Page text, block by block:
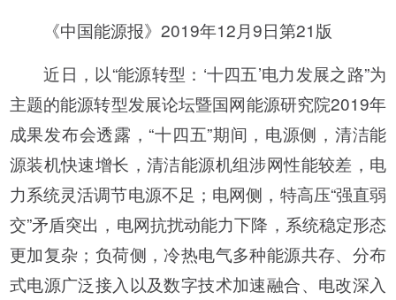
《中国能源报》2019年12月9日第21版
近日，以“能源转型：‘十四五’电力发展之路”为
主题的能源转型发展论坛暨国网能源研究院2019年
成果发布会透露，“十四五”期间，电源侧，清洁能
源装机快速增长，清洁能源机组涉网性能较差，电
力系统灵活调节电源不足；电网侧，特高压“强直弱
交”矛盾突出，电网抗扰动能力下降，系统稳定形态
更加复杂；负荷侧，冷热电气多种能源共存、分布
式电源广泛接入以及数字技术加速融合、电改深入